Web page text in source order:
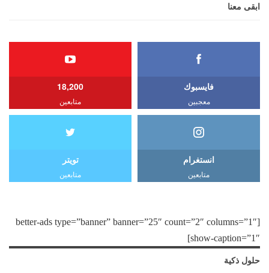
ابقى معنا
فايسبوك
معجبين
18,200
متابعين
انستغرام
متابعين
تويتر
متابعين
[better-ads type=”banner” banner=”25″ count=”2″ columns=”1″
show-caption=”1″]
حلول ذكية